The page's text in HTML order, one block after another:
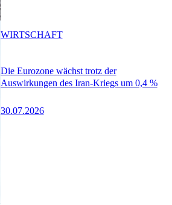
Die Eurozone wächst trotz der
Auswirkungen des Iran-Kriegs um 0,4 %
30.07.2026
WIRTSCHAFT